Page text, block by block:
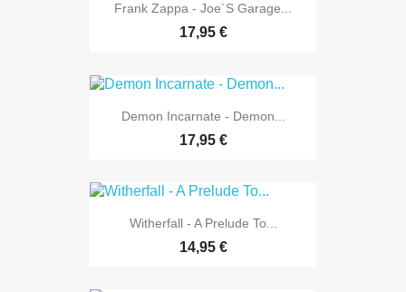
Frank Zappa - Joe´s Garage...
17,95 €
Demon Incarnate - Demon...
17,95 €
Witherfall - A Prelude To...
14,95 €